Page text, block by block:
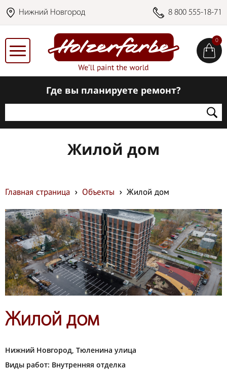
Нижний Новгород 8 800 555-18-71
0
Где вы планируете ремонт?
Жилой дом
Главная страница Объекты Жилой дом
Жилой дом
Нижний Новгород, Тюленина улица
Виды работ: Внутренняя отделка